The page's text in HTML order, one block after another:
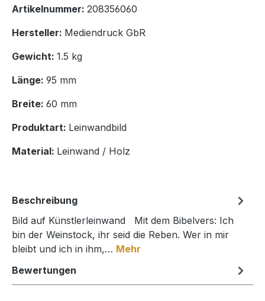
Artikelnummer: 208356060
Hersteller: Mediendruck GbR
Gewicht: 1.5 kg
Länge: 95 mm
Breite: 60 mm
Produktart: Leinwandbild
Material: Leinwand / Holz
Beschreibung
Bild auf Künstlerleinwand Mit dem Bibelvers: Ich
bin der Weinstock, ihr seid die Reben. Wer in mir
bleibt und ich in ihm,… Mehr
Bewertungen